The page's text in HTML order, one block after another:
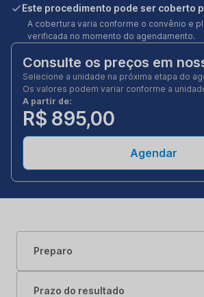
Este procedimento pode ser coberto
A cobertura varia conforme o convênio e
verificada no momento do agendamento.
Consulte os preços em
Selecione a unidade na próxima etapa do
Os valores podem variar conforme a
A partir de:
R$ 895,00
Agendar
Preparo
Prazo do resultado